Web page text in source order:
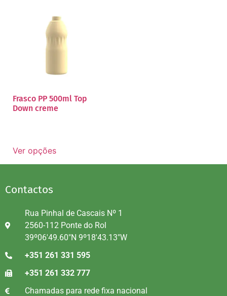
Frasco PP 500ml Top
Down creme
Ver opções
Contactos
Rua Pinhal de Cascais Nº 1
2560-112 Ponte do Rol
39º06'49.60"N 9º18'43.13"W
+351 261 331 595
+351 261 332 777
Chamadas para rede fixa nacional